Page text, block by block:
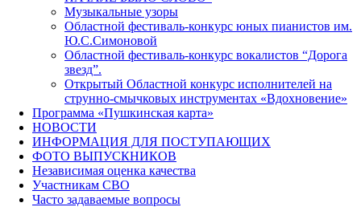
Музыкальные узоры
Областной фестиваль-конкурс юных пианистов им.
Ю.С.Симоновой
Областной фестиваль-конкурс вокалистов “Дорога
звезд”.
Открытый Областной конкурс исполнителей на
струнно-смычковых инструментах «Вдохновение»
Программа «Пушкинская карта»
НОВОСТИ
ИНФОРМАЦИЯ ДЛЯ ПОСТУПАЮЩИХ
ФОТО ВЫПУСКНИКОВ
Независимая оценка качества
Участникам СВО
Часто задаваемые вопросы